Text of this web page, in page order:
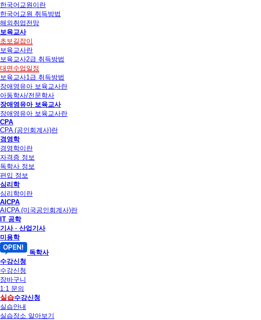
한국어교원이란
한국어교원 취득방법
해외취업전망
보육교사
초보길잡이
보육교사란
보육교사2급 취득방법
대면수업일정
보육교사1급 취득방법
장애영유아 보육교사란
아동학사/전문학사
장애영유아 보육교사
장애영유아 보육교사란
CPA
CPA (공인회계사)란
경영학
경영학이란
자격증 정보
독학사 정보
편입 정보
심리학
심리학이란
AICPA
AICPA (미국공인회계사)란
IT 공학
기사 · 산업기사
미용학
독학사
수강신청
수강신청
장바구니
1:1 문의
실습수강신청
실습안내
실습장소 알아보기